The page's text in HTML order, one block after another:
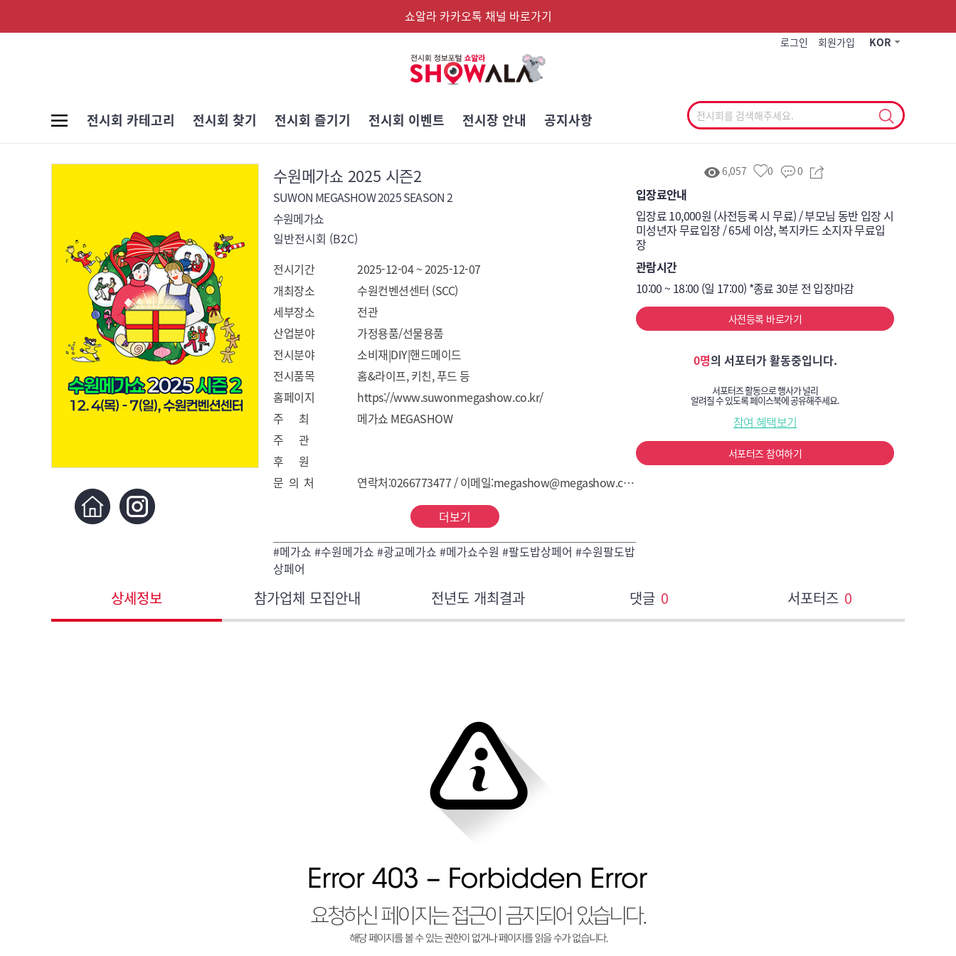
쇼알라 카카오톡 채널 바로가기
로그인 회원가입 KOR
전시회 카테고리 전시회 찾기 전시회 즐기기 전시회 이벤트 전시장 안내 공지사항
수원메가쇼 2025 시즌2
SUWON MEGASHOW 2025 SEASON 2
수원메가쇼
일반전시회 (B2C)
전시기간
2025-12-04 ~ 2025-12-07
개최장소
수원컨벤션센터 (SCC)
세부장소
전관
산업분야
가정용품/선물용품
전시분야
소비재|DIY|핸드메이드
전시품목
홈&라이프, 키친, 푸드 등
홈페이지
https://www.suwonmegashow.co.kr/
주 최
메가쇼 MEGASHOW
주 관
후 원
문 의 처
연락처:0266773477 / 이메일:megashow@megashow.co.kr
더보기
#메가쇼 #수원메가쇼 #광교메가쇼 #메가쇼수원 #팔도밥상페어 #수원팔도밥
상페어
6,057 0 0
입장료안내
입장료 10,000원 (사전등록 시 무료) / 부모님 동반 입장 시
미성년자 무료입장 / 65세 이상, 복지카드 소지자 무료입
장
관람시간
10:00 ~ 18:00 (일 17:00) *종료 30분 전 입장마감
사전등록 바로가기
0명의 서포터가 활동중입니다.
서포터즈 활동으로 행사가 널리
알려질 수 있도록 페이스북에 공유해주세요.
참여 혜택보기
서포터즈 참여하기
상세정보 참가업체 모집안내 전년도 개최결과 댓글 0 서포터즈 0